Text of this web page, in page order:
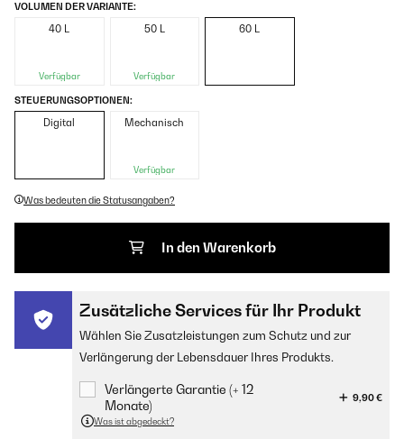
VOLUMEN DER VARIANTE:
40 L
Verfügbar
50 L
Verfügbar
60 L
STEUERUNGSOPTIONEN:
Digital Mechanisch
Verfügbar
Was bedeuten die Statusangaben?
In den Warenkorb
Zusätzliche Services für Ihr Produkt
Wählen Sie Zusatzleistungen zum Schutz und zur
Verlängerung der Lebensdauer Ihres Produkts.
Verlängerte Garantie (+ 12
Monate)
9,90 €
Was ist abgedeckt?